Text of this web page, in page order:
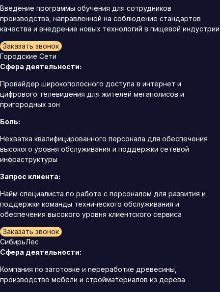
Введение программы обучения для сотрудников
производства, направленной на соблюдение стандартов
качества и внедрение новых технологий в пищевой индустрии
Заказать звонок
Городские Сети
Сфера деятельности:
Провайдер широкополосного доступа в интернет и
цифрового телевидения для жителей мегаполисов и
пригородных зон
Боль:
Нехватка квалифицированного персонала для обеспечения
высокого уровня обслуживания и поддержки сетевой
инфраструктуры
Запрос клиента:
Найм специалиста по работе с персоналом для развития и
поддержки команды технического обслуживания и
обеспечения высокого уровня клиентского сервиса
Заказать звонок
СибирьЛес
Сфера деятельности:
Компания по заготовке и переработке древесины,
производство мебели и стройматериалов из дерева